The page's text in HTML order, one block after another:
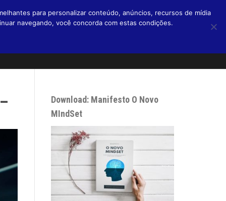
Download: Manifesto O Novo
MIndSet
para personalizar conteúdo, anúncios, recursos de mídia
navegando, você concorda com estas condições.